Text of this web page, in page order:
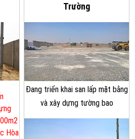
Hòa
Trường
Đang triển khai san lấp mặt bằng
và xây dựng tường bao